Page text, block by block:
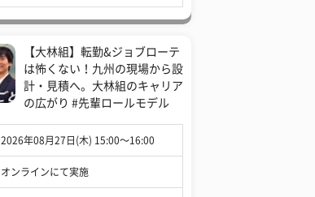
【大林組】転勤&ジョブローテ
は怖くない！九州の現場から設
計・見積へ。大林組のキャリア
の広がり #先輩ロールモデル
2026年08月27日(木) 15:00〜16:00
オンラインにて実施